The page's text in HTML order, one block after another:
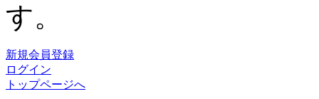
す。
新規会員登録
ログイン
トップページへ